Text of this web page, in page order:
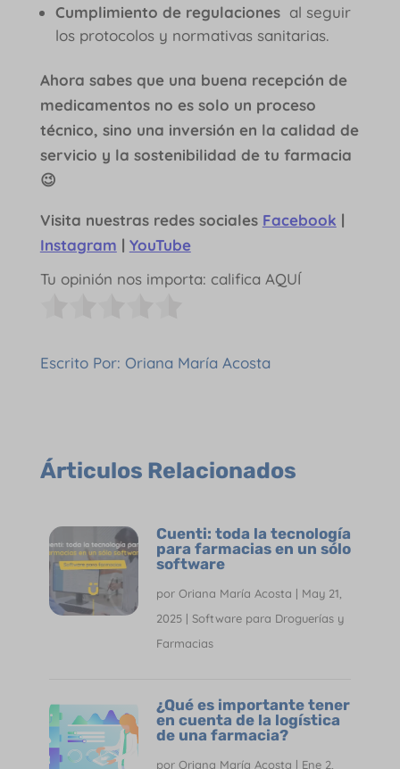
Cumplimiento de regulaciones al seguir
los protocolos y normativas sanitarias.
Ahora sabes que una buena recepción de
medicamentos no es solo un proceso
técnico, sino una inversión en la calidad de
servicio y la sostenibilidad de tu farmacia
😉
Visita nuestras redes sociales Facebook |
Instagram | YouTube
Tu opinión nos importa: califica AQUÍ
Escrito Por: Oriana María Acosta
Árticulos Relacionados
Cuenti: toda la tecnología
para farmacias en un sólo
software
por Oriana María Acosta | May 21,
2025| Software para Droguerías y
Farmacias
¿Qué es importante tener
en cuenta de la logística
de una farmacia?
por Oriana María Acosta | Ene 2,